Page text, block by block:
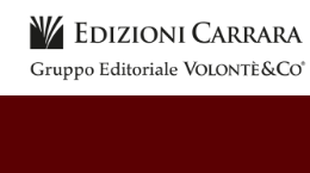
Salta
contenuto